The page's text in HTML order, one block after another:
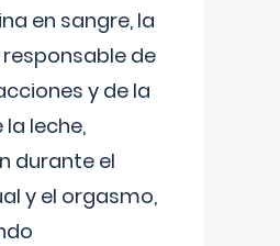
en sangre, la
de
y de la
leche,
durante el
y el orgasmo,